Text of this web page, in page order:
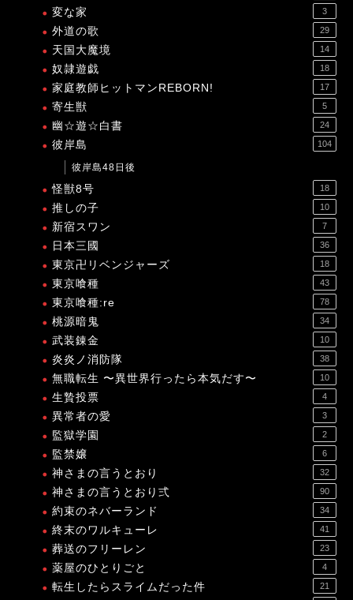
変な家 3
外道の歌 29
天国大魔境 14
奴隷遊戯 18
家庭教師ヒットマンREBORN! 17
寄生獣 5
幽☆遊☆白書 24
彼岸島 104
彼岸島48日後
怪獣8号 18
推しの子 10
新宿スワン 7
日本三國 36
東京卍リベンジャーズ 18
東京喰種 43
東京喰種:re 78
桃源暗鬼 34
武装錬金 10
炎炎ノ消防隊 38
無職転生 〜異世界行ったら本気だす〜 10
生贄投票 4
異常者の愛 3
監獄学園 2
監禁嬢 6
神さまの言うとおり 32
神さまの言うとおり弍 90
約束のネバーランド 34
終末のワルキューレ 41
葬送のフリーレン 23
薬屋のひとりごと 4
転生したらスライムだった件 21